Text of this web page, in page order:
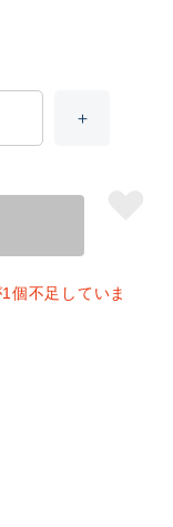
個不足していま